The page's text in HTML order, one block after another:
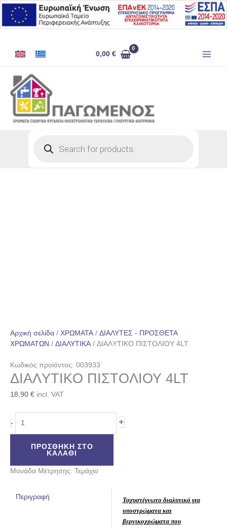
Μετάβαση
στο
περιεχόμενο
0,00€
Αρχική σελίδα / ΧΡΩΜΑΤΑ / ΔΙΑΛΥΤΕΣ - ΠΡΟΣΘΕΤΑ
ΧΡΩΜΑΤΩΝ / ΔΙΑΛΥΤΙΚΑ / ΔΙΑΛYTIKO ΠΙΣΤΟΛΙΟΥ 4LT
Κωδικός προϊόντος: 003933
ΔΙΑΛYTIKO ΠΙΣΤΟΛΙΟΥ 4LT
18,90 € incl. VAT
-
ΠΙΣΤΟΛΙΟΥ
ποσότητα
+
ΠΡΟΣΘΉΚΗ ΣΤΟ
ΚΑΛΆΘΙ
Μονάδα Μέτρησης: Τεμάχιο
Περιγραφή
Ταχυστέγνωτο διαλυτικό για
υποστρώματα και
βερνικοχρώματα που